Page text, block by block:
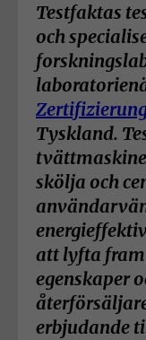
Testfaktas
och
Tyskland.
skölja och
att lyfta
egenskaper
erbjudande